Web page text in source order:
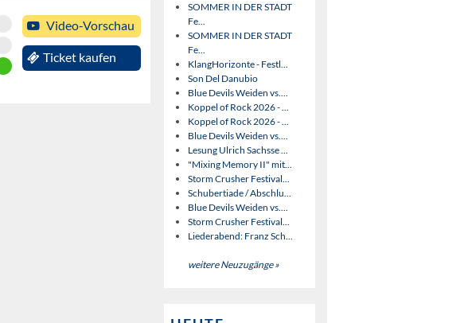
Video-Vorschau
Ticket kaufen
SOMMER IN DER STADT
Fe...
SOMMER IN DER STADT
Fe...
KlangHorizonte - Festl...
Son Del Danubio
Blue Devils Weiden vs....
Koppel of Rock 2026 - ...
Koppel of Rock 2026 - ...
Blue Devils Weiden vs....
Lesung Ulrich Sachsse ...
"Mixing Memory II" mit...
Storm Crusher Festival...
Schubertiade / Abschlu...
Blue Devils Weiden vs....
Storm Crusher Festival...
Liederabend: Franz Sch...
weitere Neuzugänge »